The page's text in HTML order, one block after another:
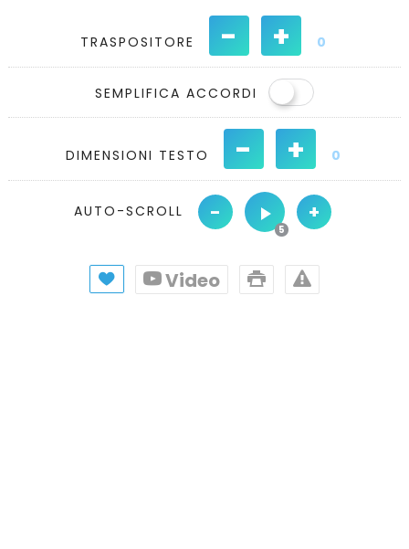
TRASPOSITORE - + 0
SEMPLIFICA ACCORDI
DIMENSIONI TESTO - + 0
AUTO-SCROLL - +
Video